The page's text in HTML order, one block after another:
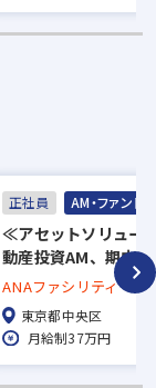
正社員 AM・ファンド
≪アセットソリュー
動産投資AM、期中
歓迎！／充実した福
ANAファシリティーズ
東京都中央区
月給制37万円